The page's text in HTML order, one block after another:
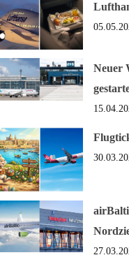
Neuer